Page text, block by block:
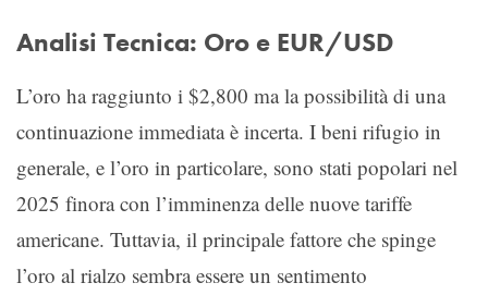
Analisi Tecnica: Oro e EUR/USD
L’oro ha raggiunto i $2,800 ma la possibilità di una
continuazione immediata è incerta. I beni rifugio in
generale, e l’oro in particolare, sono stati popolari nel
2025 finora con l’imminenza delle nuove tariffe
americane. Tuttavia, il principale fattore che spinge
l’oro al rialzo sembra essere un sentimento